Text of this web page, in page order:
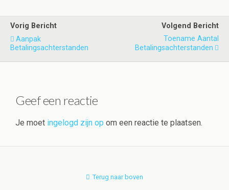
Vorig Bericht
Aanpak
Betalingsachterstanden
Volgend Bericht
Toename Aantal
Betalingsachterstanden
Geef een reactie
Je moet ingelogd zijn op om een reactie te plaatsen.
Terug naar boven